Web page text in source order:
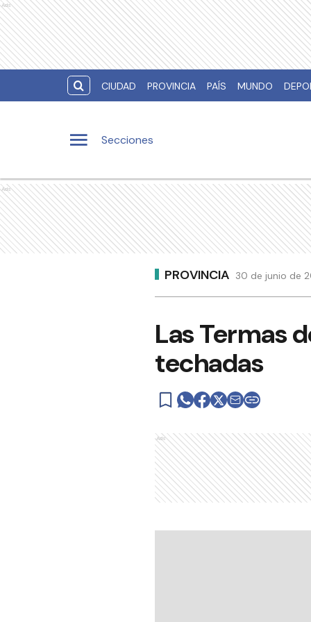
Ads
CIUDAD PROVINCIA PAÍS MUNDO
Secciones
Ads
PROVINCIA 30 de junio de
Las Termas
techadas
Ads